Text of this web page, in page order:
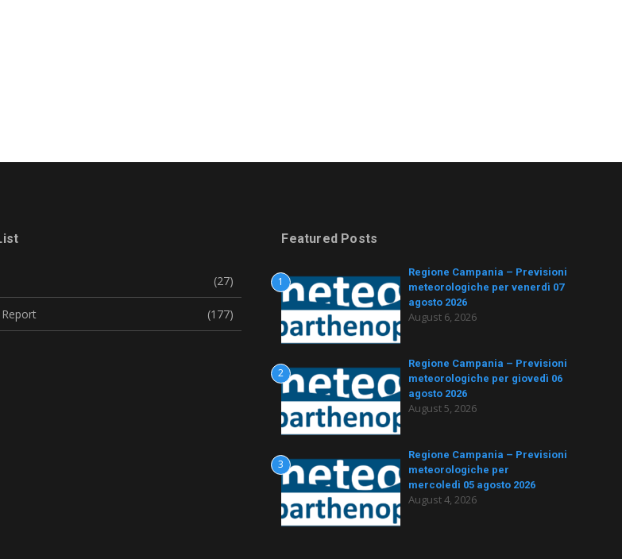
(27)
(177)
Featured Posts
1
Regione Campania – Previsioni
meteorologiche per venerdì 07
agosto 2026
August 6, 2026
2
Regione Campania – Previsioni
meteorologiche per giovedì 06
agosto 2026
August 5, 2026
3
Regione Campania – Previsioni
meteorologiche per
mercoledì 05 agosto 2026
August 4, 2026